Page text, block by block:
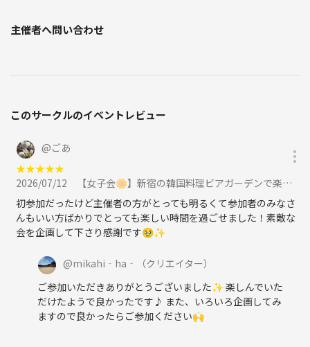
主催者へ問い合わせ
このサークルのイベントレビュー
@ごあ
★★★★★
2026/07/12
【女子会🌼】新宿の韓国料理ビアガーデンで楽しみましょう🍻に参加
初参加だったけど主催者の方がとっても明るくて参加者のみなさ
んもいい方ばかりでとっても楽しい時間を過ごせました！素敵な
会を企画して下さり感謝です🥹✨️
@mikahi‐ha‐
（クリエイター）
ご参加いただきありがとうございました✨ 楽しんでいた
だけたようで良かったです♪ また、いろいろ企画してみ
ますので良かったらご参加ください🙌